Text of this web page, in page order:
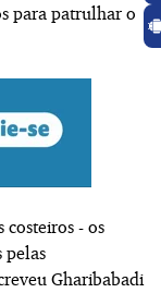
para patrulhar o
costeiros - os
pelas
Gharibabadi